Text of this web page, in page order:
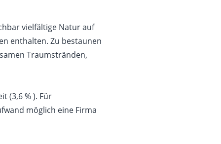
vielfältige Natur auf
enthalten. Zu bestaunen
Traumstränden,
(3,6 % ). Für
möglich eine Firma